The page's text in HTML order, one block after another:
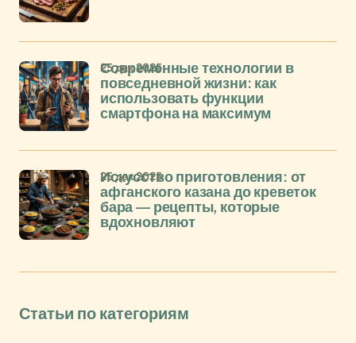
Современные технологии в
повседневной жизни: как
использовать функции
смартфона на максимум
25 дек 2025
Искусство приготовления: от
афганского казана до креветок
бара — рецепты, которые
вдохновляют
25 дек 2025
Статьи по категориям